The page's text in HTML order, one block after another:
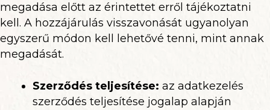
megadása előtt az érintettet erről tájékoztatni
kell. A hozzájárulás visszavonását ugyanolyan
egyszerű módon kell lehetővé tenni, mint annak
megadását.
Szerződés teljesítése: az adatkezelés
szerződés teljesítése jogalap alapján